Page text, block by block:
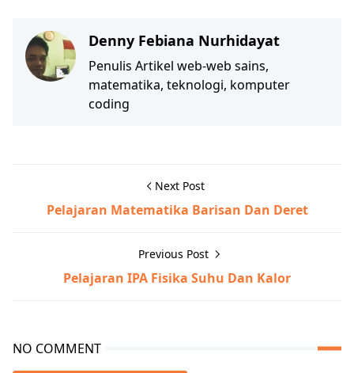
Denny Febiana Nurhidayat
Penulis Artikel web-web sains,
matematika, teknologi, komputer
coding
Next Post
Pelajaran Matematika Barisan Dan Deret
Previous Post
Pelajaran IPA Fisika Suhu Dan Kalor
NO COMMENT